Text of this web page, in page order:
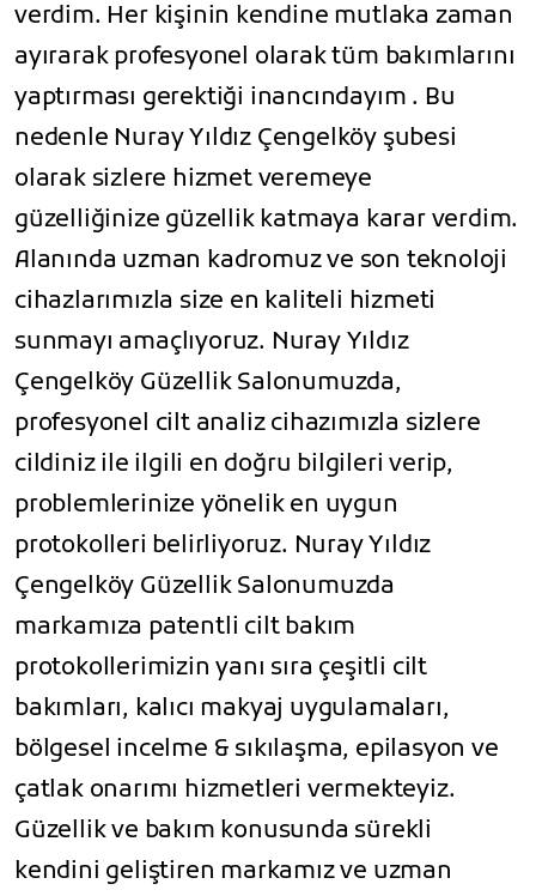
verdim. Her kişinin kendine mutlaka zaman
ayırarak profesyonel olarak tüm bakımlarını
yaptırması gerektiği inancındayım . Bu
nedenle Nuray Yıldız Çengelköy şubesi
olarak sizlere hizmet veremeye
güzelliğinize güzellik katmaya karar verdim.
Alanında uzman kadromuz ve son teknoloji
cihazlarımızla size en kaliteli hizmeti
sunmayı amaçlıyoruz. Nuray Yıldız
Çengelköy Güzellik Salonumuzda,
profesyonel cilt analiz cihazımızla sizlere
cildiniz ile ilgili en doğru bilgileri verip,
problemlerinize yönelik en uygun
protokolleri belirliyoruz. Nuray Yıldız
Çengelköy Güzellik Salonumuzda
markamıza patentli cilt bakım
protokollerimizin yanı sıra çeşitli cilt
bakımları, kalıcı makyaj uygulamaları,
bölgesel incelme & sıkılaşma, epilasyon ve
çatlak onarımı hizmetleri vermekteyiz.
Güzellik ve bakım konusunda sürekli
kendini geliştiren markamız ve uzman